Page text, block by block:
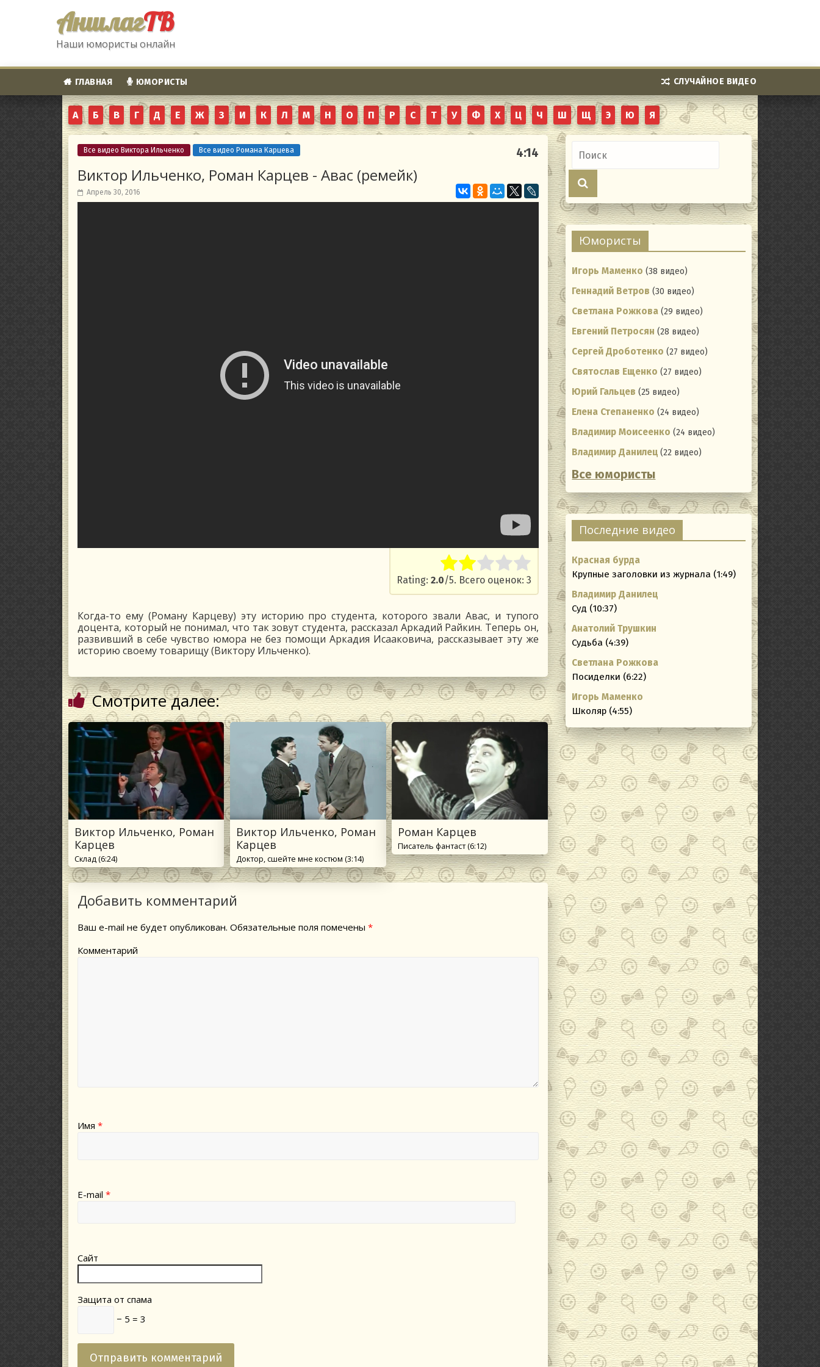
АншлагТВ
Наши юмористы онлайн
ГЛАВНАЯ ЮМОРИСТЫ СЛУЧАЙНОЕ ВИДЕО
А Б В Г Д Е Ж З И К Л М Н О П Р С Т У Ф Х Ц Ч Ш Щ Э Ю Я
Все видео Виктора Ильченко Все видео Романа Карцева 4:14
Виктор Ильченко, Роман Карцев - Авас (ремейк)
Апрель 30, 2016
Rate this item:
Submit Rating
Rating: 2.0/5. Всего оценок: 3
Когда-то ему (Роману Карцеву) эту историю про студента, которого звали Авас, и тупого
доцента, который не понимал, что так зовут студента, рассказал Аркадий Райкин. Теперь он,
развивший в себе чувство юмора не без помощи Аркадия Исааковича, рассказывает эту же
историю своему товарищу (Виктору Ильченко).
Смотрите далее:
Виктор Ильченко, Роман
Карцев
Склад (6:24)
Виктор Ильченко, Роман
Карцев
Доктор, сшейте мне костюм (3:14)
Роман Карцев
Писатель фантаст (6:12)
Добавить комментарий
Ваш e-mail не будет опубликован. Обязательные поля помечены *
Комментарий
Имя *
E-mail *
Сайт
Защита от спама
− 5 = 3
Юмористы
Игорь Маменко (38 видео)
Геннадий Ветров (30 видео)
Светлана Рожкова (29 видео)
Евгений Петросян (28 видео)
Сергей Дроботенко (27 видео)
Святослав Ещенко (27 видео)
Юрий Гальцев (25 видео)
Елена Степаненко (24 видео)
Владимир Моисеенко (24 видео)
Владимир Данилец (22 видео)
Все юмористы
Последние видео
Красная бурда
Крупные заголовки из журнала (1:49)
Владимир Данилец
Суд (10:37)
Анатолий Трушкин
Судьба (4:39)
Светлана Рожкова
Посиделки (6:22)
Игорь Маменко
Школяр (4:55)